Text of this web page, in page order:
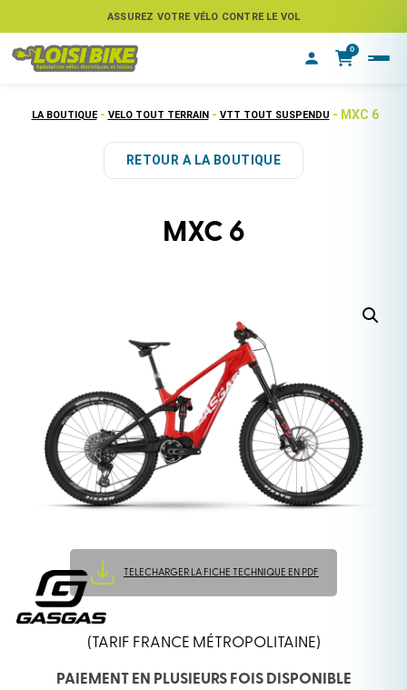
ASSUREZ VOTRE VÉLO CONTRE LE VOL
0
LA BOUTIQUE - VELO TOUT TERRAIN - VTT TOUT SUSPENDU - MXC 6
RETOUR A LA BOUTIQUE
MXC 6
TELECHARGER LA FICHE TECHNIQUE EN PDF
(TARIF FRANCE MÉTROPOLITAINE)
PAIEMENT EN PLUSIEURS FOIS DISPONIBLE